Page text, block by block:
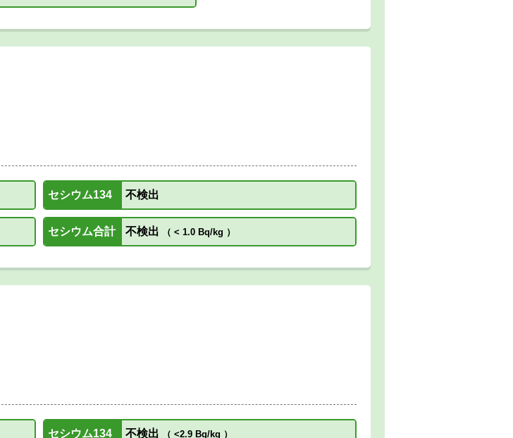
セシウム134 不検出
セシウム合計 不検出 （ < 1.0 Bq/kg ）
セシウム134 不検出 （ <2.9 Bq/kg ）